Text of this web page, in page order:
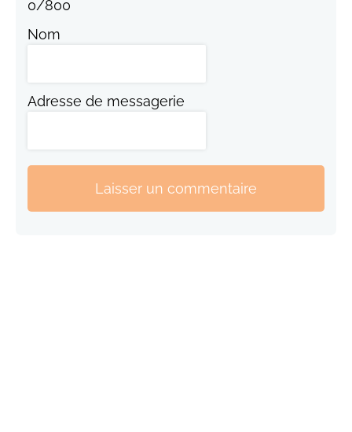
0/800
Nom
Adresse de messagerie
Laisser un commentaire